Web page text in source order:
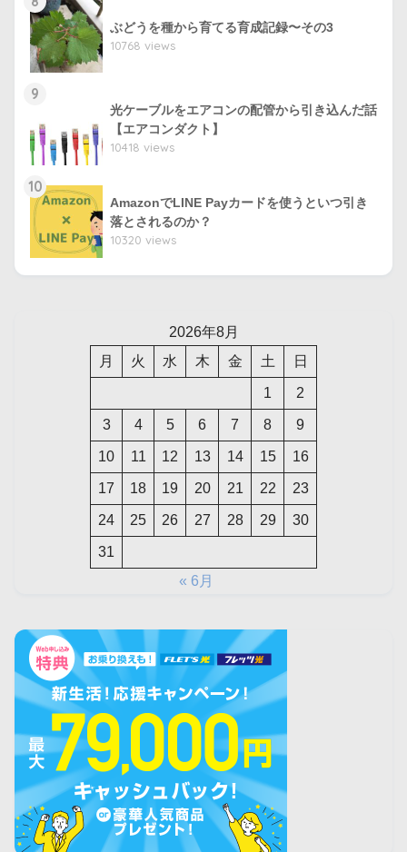
ぶどうを種から育てる育成記録〜その3
10768 views
9
光ケーブルをエアコンの配管から引き込んだ話
【エアコンダクト】
10418 views
10
AmazonでLINE Payカードを使うといつ引き
落とされるのか？
10320 views
2026年8月
月
火 水 木 金 土 日
1 2
3 4 5 6 7 8 9
10 11 12 13 14 15 16
17 18 19 20 21 22 23
24 25 26 27 28 29 30
31
« 6月